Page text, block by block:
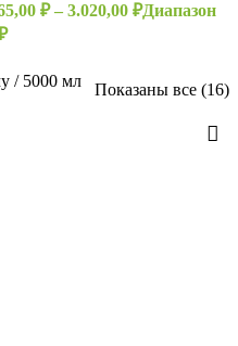
₽ – 3.020,00 ₽Диапазон
/ 5000 мл Показаны все (16)